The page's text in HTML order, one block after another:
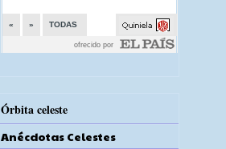
Órbita celeste
Anécdotas Celestes